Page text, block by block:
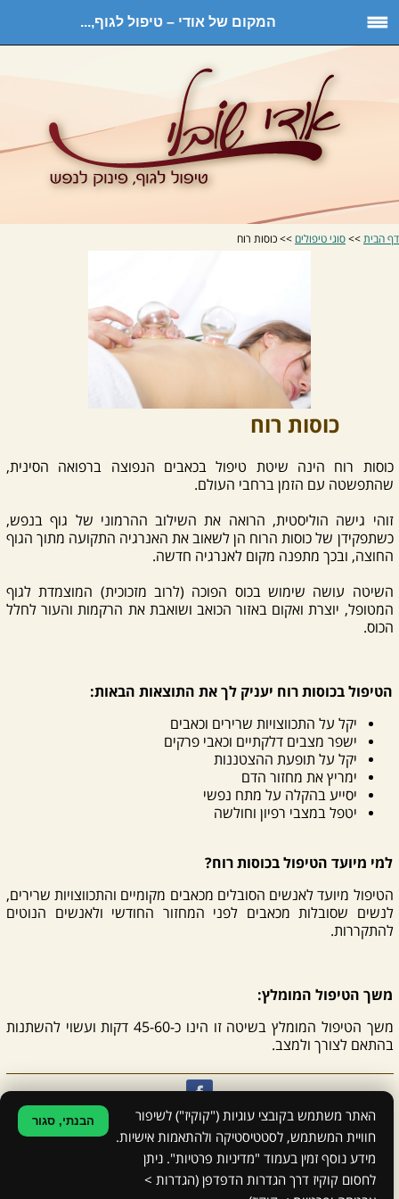
המקום של אודי – טיפול לגוף,...
דף הבית >> סוגי טיפולים >> כוסות רוח
כוסות רוח
כוסות רוח הינה שיטת טיפול בכאבים הנפוצה ברפואה הסינית,
שהתפשטה עם הזמן ברחבי העולם.
זוהי גישה הוליסטית, הרואה את השילוב ההרמוני של גוף בנפש,
כשתפקידן של כוסות הרוח הן לשאוב את האנרגיה התקועה מתוך הגוף
החוצה, ובכך מתפנה מקום לאנרגיה חדשה.
השיטה עושה שימוש בכוס הפוכה (לרוב מזכוכית) המוצמדת לגוף
המטופל, יוצרת ואקום באזור הכואב ושואבת את הרקמות והעור לחלל
הכוס.
הטיפול בכוסות רוח יעניק לך את התוצאות הבאות:
יקל על התכווצויות שרירים וכאבים
ישפר מצבים דלקתיים וכאבי פרקים
יקל על תופעת ההצטננות
ימריץ את מחזור הדם
יסייע בהקלה על מתח נפשי
יטפל במצבי רפיון וחולשה
למי מיועד הטיפול בכוסות רוח?
הטיפול מיועד לאנשים הסובלים מכאבים מקומיים והתכווצויות שרירים,
לנשים שסובלות מכאבים לפני המחזור החודשי ולאנשים הנוטים
להתקררות.
משך הטיפול המומלץ:
משך הטיפול המומלץ בשיטה זו הינו כ-45-60 דקות ועשוי להשתנות
בהתאם לצורך ולמצב.
אודי שובלי - טיפול לגוף, פינוק לנפש
| טלפון: 054-2394955
| הצהרת נגישות|מדיניות פרטיות
האתר משתמש בקובצי עוגיות ("קוקיז") לשיפור
חוויית המשתמש, לסטטיסטיקה ולהתאמות אישיות.
מידע נוסף זמין בעמוד "מדיניות פרטיות". ניתן
לחסום קוקיז דרך הגדרות הדפדפן (הגדרות >
הבנתי, סגור